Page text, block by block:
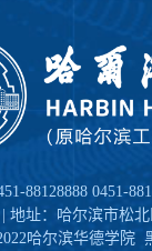
88128888 0451-
| 地址：哈尔滨市松
哈尔滨华德学院